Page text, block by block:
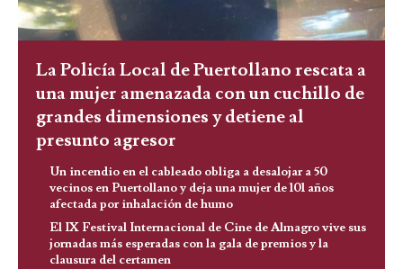
La Policía Local de Puertollano rescata a
una mujer amenazada con un cuchillo de
grandes dimensiones y detiene al
presunto agresor
Un incendio en el cableado obliga a desalojar a 50
vecinos en Puertollano y deja una mujer de 101 años
afectada por inhalación de humo
El IX Festival Internacional de Cine de Almagro vive sus
jornadas más esperadas con la gala de premios y la
clausura del certamen